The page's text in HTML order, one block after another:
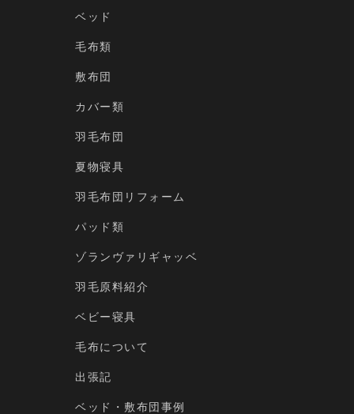
ベッド
毛布類
敷布団
カバー類
羽毛布団
夏物寝具
羽毛布団リフォーム
パッド類
ゾランヴァリギャッベ
羽毛原料紹介
ベビー寝具
毛布について
出張記
ベッド・敷布団事例